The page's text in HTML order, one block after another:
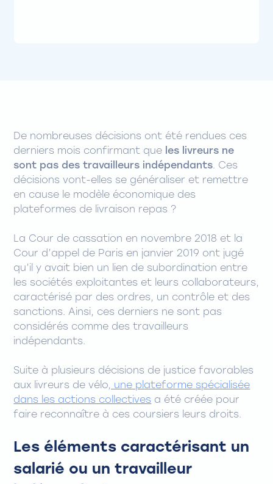
De nombreuses décisions ont été rendues ces
derniers mois confirmant que les livreurs ne
sont pas des travailleurs indépendants. Ces
décisions vont-elles se généraliser et remettre
en cause le modèle économique des
plateformes de livraison repas ?
La Cour de cassation en novembre 2018 et la
Cour d’appel de Paris en janvier 2019 ont jugé
qu’il y avait bien un lien de subordination entre
les sociétés exploitantes et leurs collaborateurs,
caractérisé par des ordres, un contrôle et des
sanctions. Ainsi, ces derniers ne sont pas
considérés comme des travailleurs
indépendants.
Suite à plusieurs décisions de justice favorables
aux livreurs de vélo, une plateforme spécialisée
dans les actions collectives a été créée pour
faire reconnaître à ces coursiers leurs droits.
Les éléments caractérisant un
salarié ou un travailleur